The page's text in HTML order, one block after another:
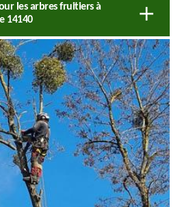
les arbres fruitiers à
14140